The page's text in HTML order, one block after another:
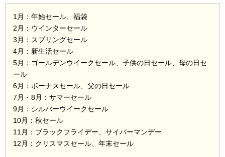
1月：年始セール、福袋
2月：ウインターセール
3月：スプリングセール
4月：新生活セール
5月：ゴールデンウイークセール、子供の日セール、母の日セ
ール
6月：ボーナスセール、父の日セール
7月・8月：サマーセール
9月：シルバーウイークセール
10月：秋セール
11月：ブラックフライデー、サイバーマンデー
12月：クリスマスセール、年末セール